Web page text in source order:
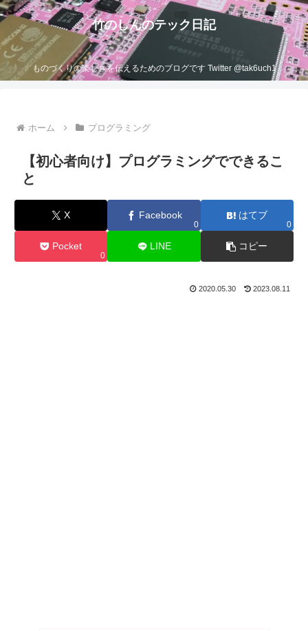
竹のしんのテック日記
ものづくりの楽しさを伝えるためのブログです Twitter @tak6uch1
ホーム プログラミング
【初心者向け】プログラミングでできるこ
と
X Facebook
0
はてブ
0
Pocket
0
LINE コピー
2020.05.30 2023.08.11